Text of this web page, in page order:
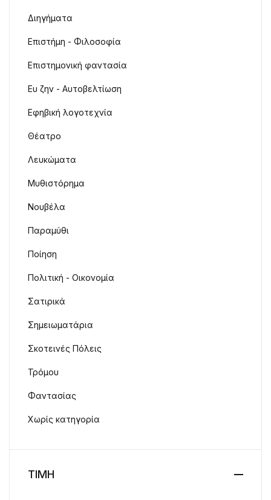
Διηγήματα
Επιστήμη - Φιλοσοφία
Επιστημονική φαντασία
Ευ ζην - Αυτοβελτίωση
Εφηβική λογοτεχνία
Θέατρο
Λευκώματα
Μυθιστόρημα
Νουβέλα
Παραμύθι
Ποίηση
Πολιτική - Οικονομία
Σατιρικά
Σημειωματάρια
Σκοτεινές Πόλεις
Τρόμου
Φαντασίας
Χωρίς κατηγορία
ΤΙΜΗ